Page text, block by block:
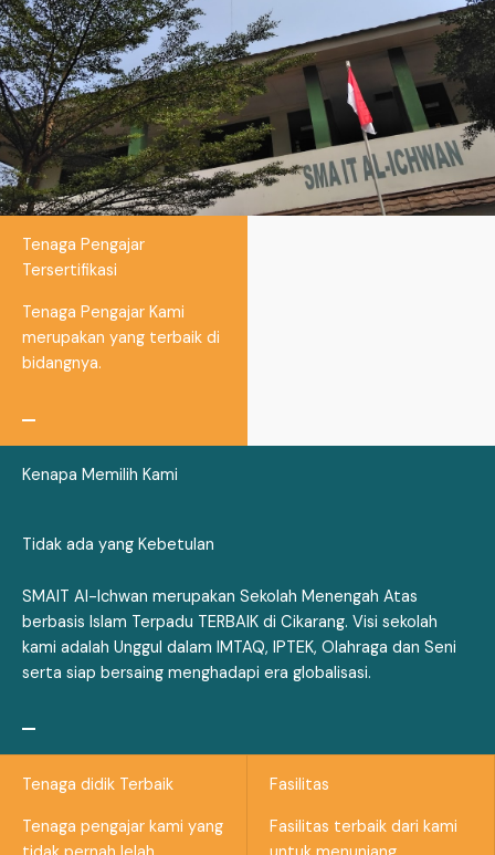
Kenapa Memilih Kami
Tidak ada yang Kebetulan
SMAIT Al-Ichwan merupakan Sekolah Menengah Atas
berbasis Islam Terpadu TERBAIK di Cikarang. Visi sekolah
kami adalah Unggul dalam IMTAQ, IPTEK, Olahraga dan Seni
serta siap bersaing menghadapi era globalisasi.
Tenaga Pengajar
Tersertifikasi
Tenaga Pengajar Kami
merupakan yang terbaik di
bidangnya.
Tenaga didik Terbaik
Tenaga pengajar kami yang
Fasilitas
Fasilitas terbaik dari kami